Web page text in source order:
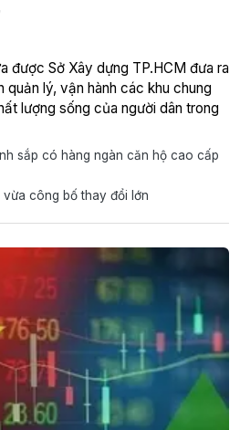
được Sở Xây dựng TP.HCM đưa ra
lý, vận hành các khu chung
lượng sống của người dân trong
sắp có hàng ngàn căn hộ cao cấp
công bố thay đổi lớn